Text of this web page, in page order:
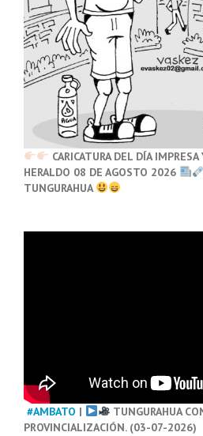
CARICATURA DEL DÍA
HERALDO 08 DE AGOSTO 2026
TUNGURAHUA
#AMBATO |
TUNGURAHUA
PROVINCIALIZACIÓN. (03-07-2026)